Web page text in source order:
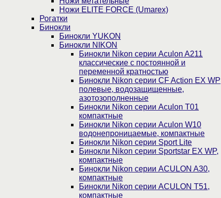
Ножи ELITE FORCE (Umarex)
Рогатки
Бинокли
Бинокли YUKON
Бинокли NIKON
Бинокли Nikon серии Aculon A211
классические с постоянной и
переменной кратностью
Бинокли Nikon серии СF Action EX WP
полевые, водозащищенные,
азотозополненные
Бинокли Nikon серии Aculon T01
компактные
Бинокли Nikon серии Aculon W10
водонепроницаемые, компактные
Бинокли Nikon серии Sport Lite
Бинокли Nikon серии Sportstar EX WP,
компактные
Бинокли Nikon серии ACULON A30,
компактные
Бинокли Nikon серии ACULON Т51,
компактные